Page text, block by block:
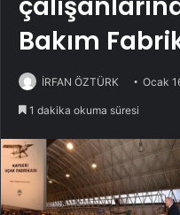
Bakım
İRFAN ÖZTÜRK Ocak
1 dakika okuma süresi